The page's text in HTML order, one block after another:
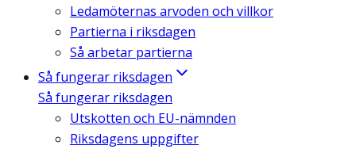
Ledamöternas arvoden och villkor
Partierna i riksdagen
Så arbetar partierna
Så fungerar riksdagen
Så fungerar riksdagen
Utskotten och EU-nämnden
Riksdagens uppgifter